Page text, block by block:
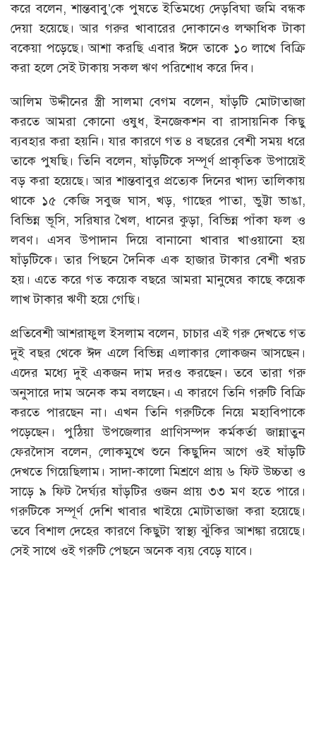
করে বলেন, শান্তবাবু’কে পুষতে ইতিমধ্যে দেড়বিঘা জমি বন্ধক
দেয়া হয়েছে। আর গরুর খাবারের দোকানেও লক্ষাধিক টাকা
বকেয়া পড়েছে। আশা করছি এবার ঈদে তাকে ১০ লাখে বিক্রি
করা হলে সেই টাকায় সকল ঋণ পরিশোধ করে দিব।
আলিম উদ্দীনের স্ত্রী সালমা বেগম বলেন, ষাঁড়টি মোটাতাজা
করতে আমরা কোনো ওষুধ, ইনজেকশন বা রাসায়নিক কিছু
ব্যবহার করা হয়নি। যার কারণে গত ৪ বছরের বেশী সময় ধরে
তাকে পুষছি। তিনি বলেন, ষাঁড়টিকে সম্পূর্ণ প্রাকৃতিক উপায়েই
বড় করা হয়েছে। আর শান্তবাবুর প্রত্যেক দিনের খাদ্য তালিকায়
থাকে ১৫ কেজি সবুজ ঘাস, খড়, গাছের পাতা, ভুট্টা ভাঙা,
বিভিন্ন ভূসি, সরিষার খৈল, ধানের কুড়া, বিভিন্ন পাঁকা ফল ও
লবণ। এসব উপাদান দিয়ে বানানো খাবার খাওয়ানো হয়
ষাঁড়টিকে। তার পিছনে দৈনিক এক হাজার টাকার বেশী খরচ
হয়। এতে করে গত কয়েক বছরে আমরা মানুষের কাছে কয়েক
লাখ টাকার ঋণী হয়ে গেছি।
প্রতিবেশী আশরাফুল ইসলাম বলেন, চাচার এই গরু দেখতে গত
দুই বছর থেকে ঈদ এলে বিভিন্ন এলাকার লোকজন আসছেন।
এদের মধ্যে দুই একজন দাম দরও করছেন। তবে তারা গরু
অনুসারে দাম অনেক কম বলছেন। এ কারণে তিনি গরুটি বিক্রি
করতে পারছেন না। এখন তিনি গরুটিকে নিয়ে মহাবিপাকে
পড়েছেন। পুঠিয়া উপজেলার প্রাণিসম্পদ কর্মকর্তা জান্নাতুন
ফেরদৈাস বলেন, লোকমুখে শুনে কিছুদিন আগে ওই ষাঁড়টি
দেখতে গিয়েছিলাম। সাদা-কালো মিশ্রণে প্রায় ৬ ফিট উচ্চতা ও
সাড়ে ৯ ফিট দৈর্ঘ্যর ষাঁড়টির ওজন প্রায় ৩৩ মণ হতে পারে।
গরুটিকে সম্পূর্ণ দেশি খাবার খাইয়ে মোটাতাজা করা হয়েছে।
তবে বিশাল দেহের কারণে কিছুটা স্বাস্থ্য ঝুঁকির আশঙ্কা রয়েছে।
সেই সাথে ওই গরুটি পেছনে অনেক ব্যয় বেড়ে যাবে।